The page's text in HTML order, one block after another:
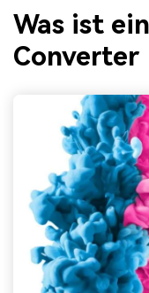
Was ist
Converter